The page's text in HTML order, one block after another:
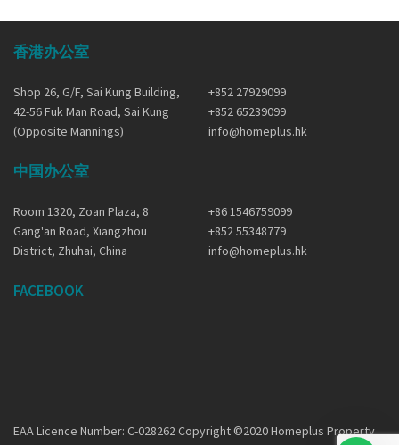
香港办公室
Shop 26, G/F, Sai Kung Building,
42-56 Fuk Man Road, Sai Kung
(Opposite Mannings)
+852 27929099
+852 65239099
info@homeplus.hk
中国办公室
Room 1320, Zoan Plaza, 8
Gang'an Road, Xiangzhou
District, Zhuhai, China
+86 1546759099
+852 55348779
info@homeplus.hk
FACEBOOK
EAA Licence Number: C-028262 Copyright ©2020 Homeplus Property